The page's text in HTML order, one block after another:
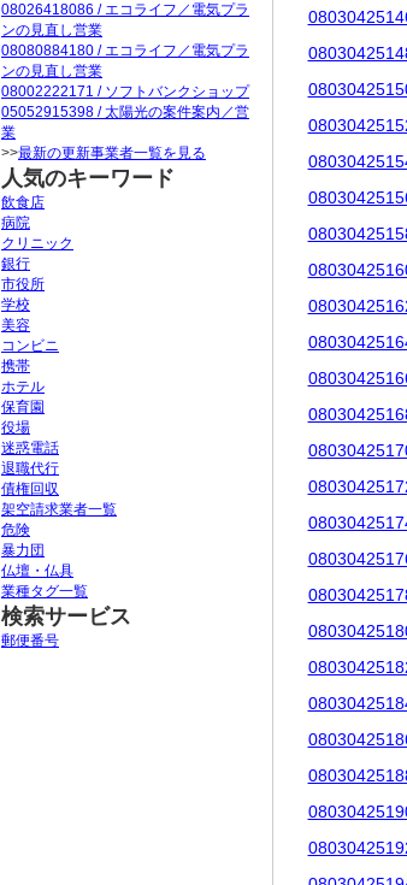
08026418086 / エコライフ／電気プラ
ンの見直し営業
08080884180 / エコライフ／電気プラ
ンの見直し営業
08002222171 / ソフトバンクショップ
05052915398 / 太陽光の案件案内／営
業
>>最新の更新事業者一覧を見る
人気のキーワード
飲食店
病院
クリニック
銀行
市役所
学校
美容
コンビニ
携帯
ホテル
保育園
役場
迷惑電話
退職代行
債権回収
架空請求業者一覧
危険
暴力団
仏壇・仏具
業種タグ一覧
検索サービス
郵便番号